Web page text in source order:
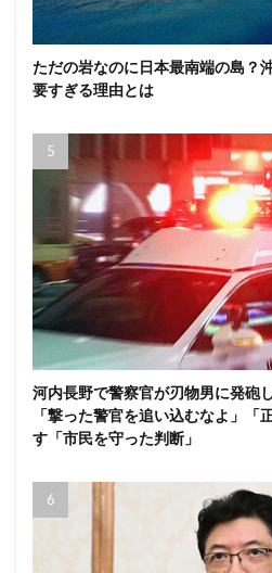
ただの岩なのに日本最南端の島？
要すぎる理由とは
河内長野で警察官が刃物男に発砲
「撃った警官を追い込むなよ」「
す「市民を守った判断」